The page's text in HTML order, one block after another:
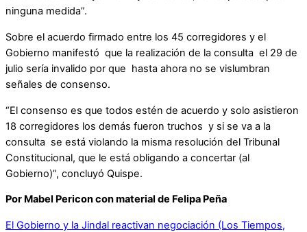
ninguna medida”.
Sobre el acuerdo firmado entre los 45 corregidores y el
Gobierno manifestó que la realización de la consulta el 29 de
julio sería invalido por que hasta ahora no se vislumbran
señales de consenso.
“El consenso es que todos estén de acuerdo y solo asistieron
18 corregidores los demás fueron truchos y si se va a la
consulta se está violando la misma resolución del Tribunal
Constitucional, que le está obligando a concertar (al
Gobierno)”, concluyó Quispe.
Por Mabel Pericon con material de Felipa Peña
El Gobierno y la Jindal reactivan negociación (Los Tiempos,